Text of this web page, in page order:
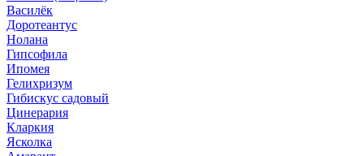
Василёк
Доротеантус
Нолана
Гипсофила
Ипомея
Гелихризум
Гибискус садовый
Цинерария
Кларкия
Ясколка